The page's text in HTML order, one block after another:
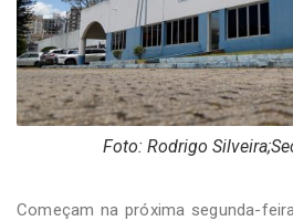
Foto: Rodrigo
Começam na próxima segunda-